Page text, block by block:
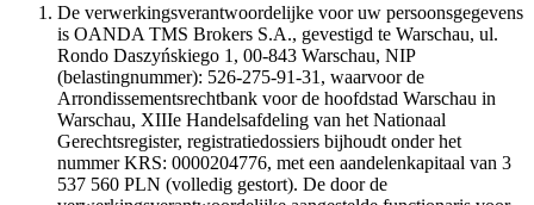
De verwerkingsverantwoordelijke voor uw persoonsgegevens
is OANDA TMS Brokers S.A., gevestigd te Warschau, ul.
Rondo Daszyńskiego 1, 00-843 Warschau, NIP
(belastingnummer): 526-275-91-31, waarvoor de
Arrondissementsrechtbank voor de hoofdstad Warschau in
Warschau, XIIIe Handelsafdeling van het Nationaal
Gerechtsregister, registratiedossiers bijhoudt onder het
nummer KRS: 0000204776, met een aandelenkapitaal van 3
537 560 PLN (volledig gestort). De door de